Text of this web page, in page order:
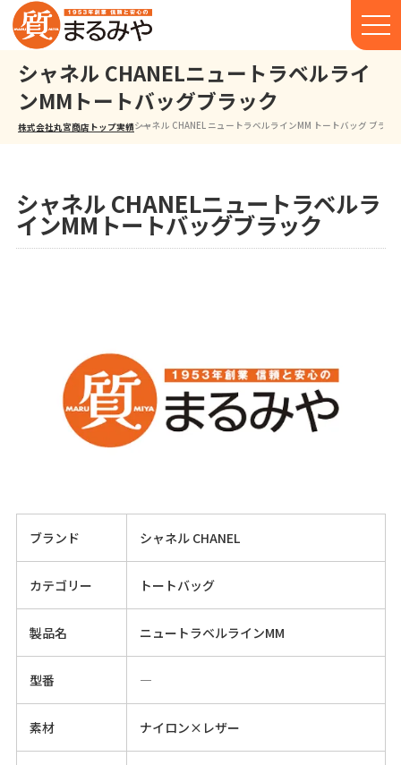
シャネル CHANELニュートラベルライ
ンMMトートバッグブラック
株式会社丸宮商店トップ⁩実績シャネル CHANEL ニュートラベルラインMM トートバッグ ブラッ
シャネル CHANELニュートラベルラ
インMMトートバッグブラック
ブランド シャネル CHANEL
カテゴリー トートバッグ
製品名 ニュートラベルラインMM
型番 ―
素材 ナイロン×レザー